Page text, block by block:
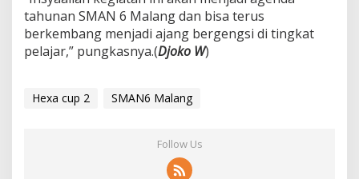
tahunan SMAN 6 Malang dan bisa terus
berkembang menjadi ajang bergengsi di tingkat
pelajar,” pungkasnya.(Djoko W)
Hexa cup 2 SMAN6 Malang
Follow Us